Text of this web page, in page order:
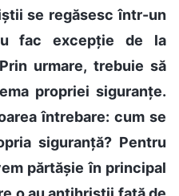
se regăsesc într-un
fac excepție de la
urmare, trebuie să
propriei siguranțe.
întrebare: cum se
siguranță? Pentru
părtășie în principal